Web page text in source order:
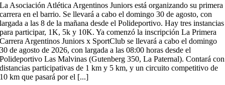
La Asociación Atlética Argentinos Juniors está organizando su primera
carrera en el barrio. Se llevará a cabo el domingo 30 de agosto, con
largada a las 8 de la mañana desde el Polideportivo. Hay tres instancias
para participar, 1K, 5k y 10K. Ya comenzó la inscripción La Primera
Carrera Argentinos Juniors x SportClub se llevará a cabo el domingo
30 de agosto de 2026, con largada a las 08:00 horas desde el
Polideportivo Las Malvinas (Gutenberg 350, La Paternal). Contará con
distancias participativas de 1 km y 5 km, y un circuito competitivo de
10 km que pasará por el [...]